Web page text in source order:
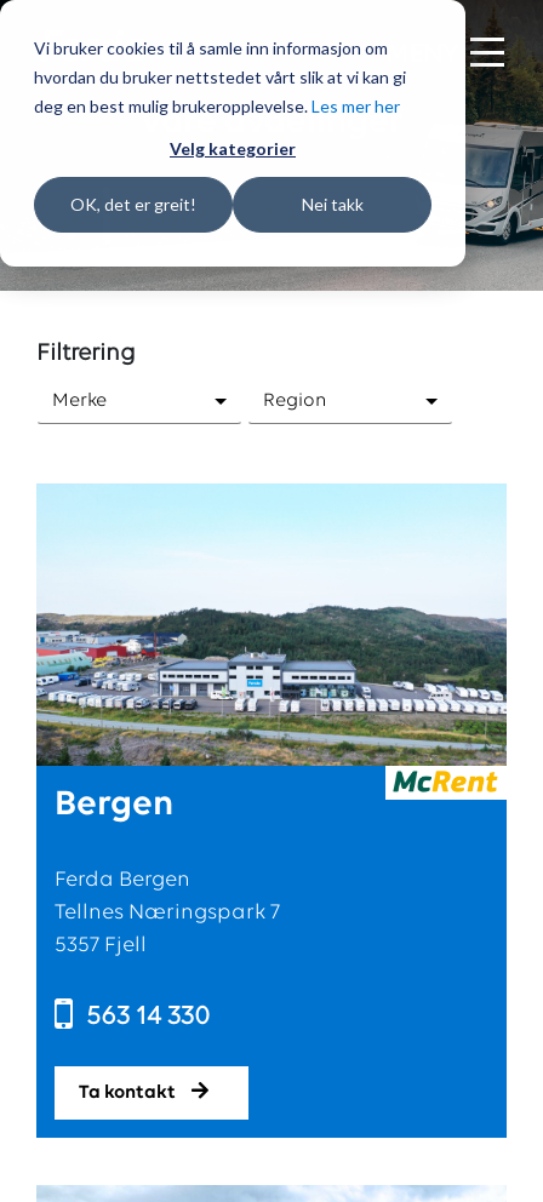
Vi bruker cookies til å samle inn informasjon om
hvordan du bruker nettstedet vårt slik at vi kan gi
deg en best mulig brukeropplevelse.Les mer her
Velg kategorier
OK, det er greit! Nei takk
MENY
Våre avdelinger
Filtrering
Merke Region
Bergen
Ferda Bergen
Tellnes Næringspark 7
5357 Fjell
563 14 330
Ta kontakt